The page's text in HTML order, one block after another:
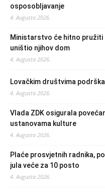
osposobljavanje
4. Augusta 2026.
Ministarstvo će hitno pružiti
uništio njihov dom
4. Augusta 2026.
Lovačkim društvima
4. Augusta 2026.
Vlada ZDK osigurala
ustanovama kulture
4. Augusta 2026.
Plaće prosvjetnih radnika,
jula veće za 10 posto
4. Augusta 2026.